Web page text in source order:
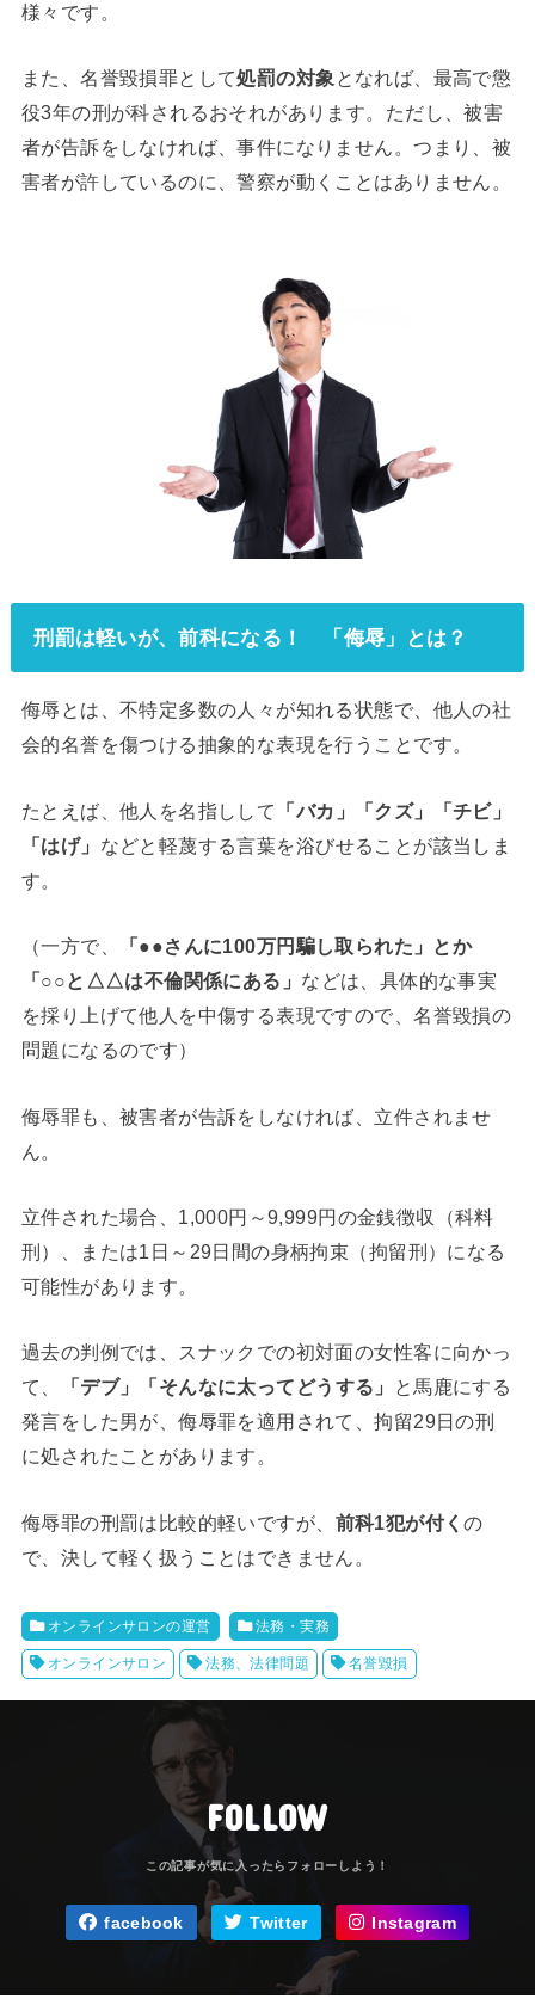
様々です。
また、名誉毀損罪として処罰の対象 となれば、最高で懲
役3年の刑が科されるおそれがあります。ただし、被害
者が告訴をしなければ、事件になりません。つまり、被
害者が許しているのに、警察が動くことはありません。
刑罰は軽いが、前科になる！ 「侮辱」とは？
侮辱とは、不特定多数の人々が知れる状態で、他人の社
会的名誉を傷つける抽象的な表現を行うことです。
たとえば、他人を名指しして
「バカ」「クズ」「チビ」
「はげ」 などと軽蔑する言葉を浴びせることが該当しま
す。
（一方で、
「●●さんに100万円騙し取られた」とか
「○○と△△は不倫関係にある」 などは、具体的な事実
を採り上げて他人を中傷する表現ですので、名誉毀損の
問題になるのです）
侮辱罪も、被害者が告訴をしなければ、立件されませ
ん。
立件された場合、1,000円～9,999円の金銭徴収（科料
刑）、または1日～29日間の身柄拘束（拘留刑）になる
可能性があります。
過去の判例では、スナックでの初対面の女性客に向かっ
て、
「デブ」「そんなに太ってどうする」
と馬鹿にする
発言をした男が、侮辱罪を適用されて、拘留29日の刑
に処されたことがあります。
侮辱罪の刑罰は比較的軽いですが、 前科1犯が付くの
で、決して軽く扱うことはできません。
オンラインサロンの運営 法務・実務
オンラインサロン 法務、法律問題 名誉毀損
FOLLOW
facebook Twitter Instagram